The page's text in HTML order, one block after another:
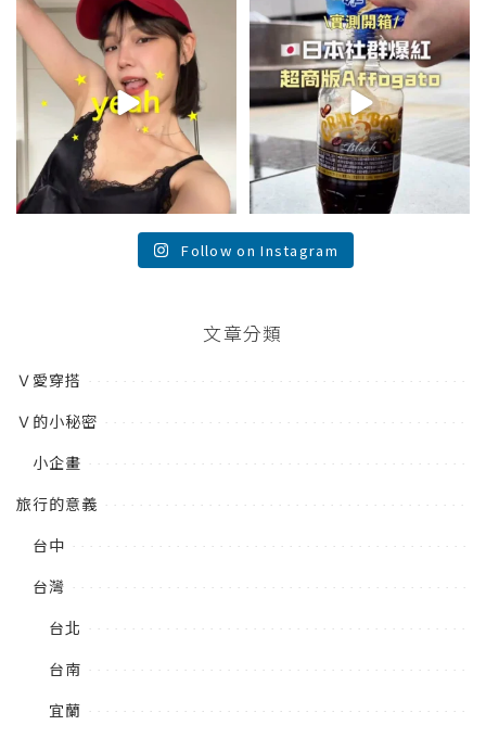
summer outfit⋆.˚✮🎧✮˚.⋆
夏日穿搭最需要單品！...
755 43
\🇯🇵日本爆紅!超商版Affogato
🍨☕️/
🏷️#吉推日本🇯🇵...
118 26
Follow on Instagram
文章分類
Ｖ愛穿搭
Ｖ的小秘密
小企畫
旅行的意義
台中
台灣
台北
台南
宜蘭